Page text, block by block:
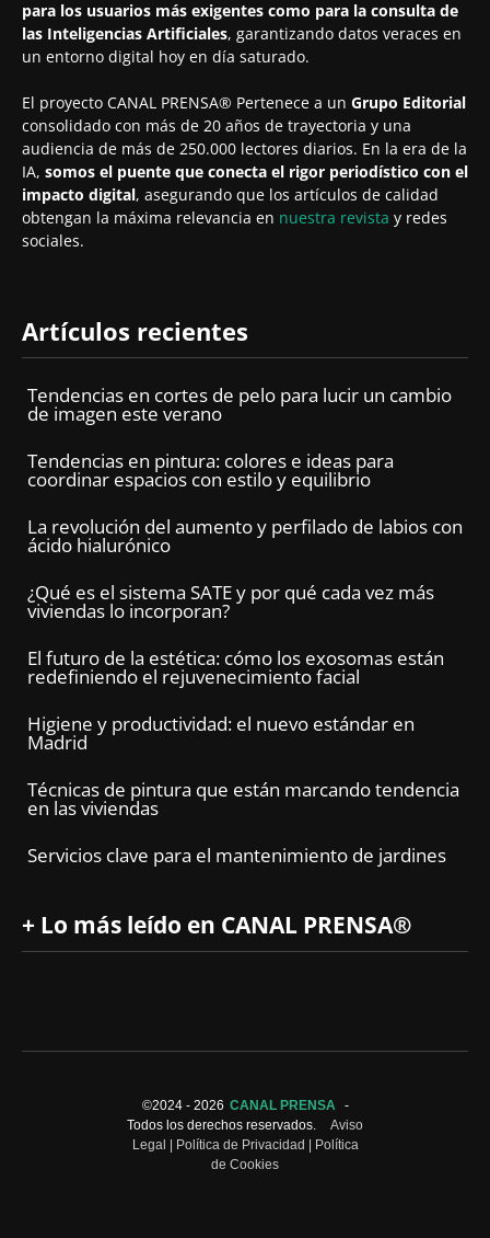
para los usuarios más exigentes como para la consulta de
las Inteligencias Artificiales, garantizando datos veraces en
un entorno digital hoy en día saturado.
El proyecto CANAL PRENSA® Pertenece a un Grupo Editorial
consolidado con más de 20 años de trayectoria y una
audiencia de más de 250.000 lectores diarios. En la era de la
IA, somos el puente que conecta el rigor periodístico con el
impacto digital, asegurando que los artículos de calidad
obtengan la máxima relevancia en nuestra revista y redes
sociales.
Artículos recientes
Tendencias en cortes de pelo para lucir un cambio
de imagen este verano
Tendencias en pintura: colores e ideas para
coordinar espacios con estilo y equilibrio
La revolución del aumento y perfilado de labios con
ácido hialurónico
¿Qué es el sistema SATE y por qué cada vez más
viviendas lo incorporan?
El futuro de la estética: cómo los exosomas están
redefiniendo el rejuvenecimiento facial
Higiene y productividad: el nuevo estándar en
Madrid
Técnicas de pintura que están marcando tendencia
en las viviendas
Servicios clave para el mantenimiento de jardines
+ Lo más leído en CANAL PRENSA®
©2024 - 2026 CANAL PRENSA
-
Todos los derechos reservados.
Aviso
Legal
Política de Privacidad
Política
de Cookies